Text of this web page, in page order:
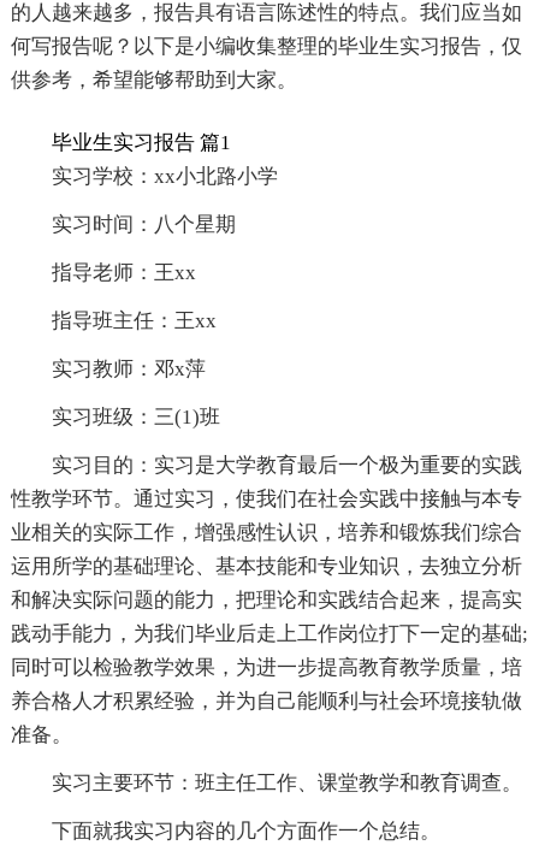
的人越来越多，报告具有语言陈述性的特点。我们应当如
何写报告呢？以下是小编收集整理的毕业生实习报告，仅
供参考，希望能够帮助到大家。
毕业生实习报告 篇1
实习学校：xx小北路小学
实习时间：八个星期
指导老师：王xx
指导班主任：王xx
实习教师：邓x萍
实习班级：三(1)班
实习目的：实习是大学教育最后一个极为重要的实践
性教学环节。通过实习，使我们在社会实践中接触与本专
业相关的实际工作，增强感性认识，培养和锻炼我们综合
运用所学的基础理论、基本技能和专业知识，去独立分析
和解决实际问题的能力，把理论和实践结合起来，提高实
践动手能力，为我们毕业后走上工作岗位打下一定的基础;
同时可以检验教学效果，为进一步提高教育教学质量，培
养合格人才积累经验，并为自己能顺利与社会环境接轨做
准备。
实习主要环节：班主任工作、课堂教学和教育调查。
下面就我实习内容的几个方面作一个总结。